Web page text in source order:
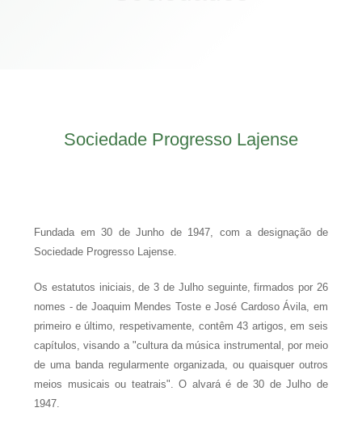
Sociedade Progresso Lajense
Fundada em 30 de Junho de 1947, com a designação de
Sociedade Progresso Lajense.
Os estatutos iniciais, de 3 de Julho seguinte, firmados por 26
nomes - de Joaquim Mendes Toste e José Cardoso Ávila, em
primeiro e último, respetivamente, contêm 43 artigos, em seis
capítulos, visando a "cultura da música instrumental, por meio
de uma banda regularmente organizada, ou quaisquer outros
meios musicais ou teatrais". O alvará é de 30 de Julho de
1947.